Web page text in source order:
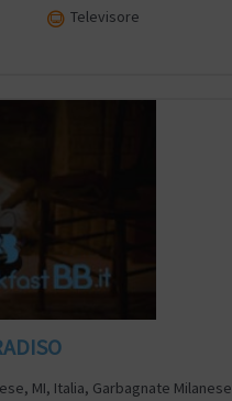
Televisore
MI, Italia, Garbagnate Milanese